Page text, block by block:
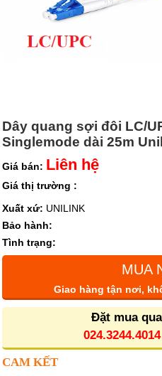
Dây quang sợi đôi LC/
Singlemode dài 25m
Giá bán: Liên hệ
Giá thị trường :
Xuất xứ: UNILINK
Bảo hành:
Tình trạng:
MUA
Giao hàng tận nơi,
Đặt mua
024.3244.4014
CAM KẾT